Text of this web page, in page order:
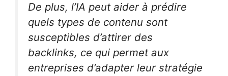
De plus, l’IA peut aider à prédire
quels types de contenu sont
susceptibles d’attirer des
backlinks, ce qui permet aux
entreprises d’adapter leur stratégie